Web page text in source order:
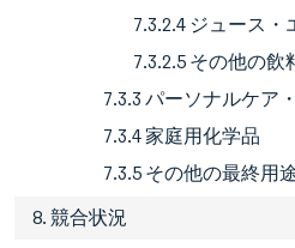
7.3.2.4 ジュース
7.3.2.5 その他の飲
7.3.3 パーソナルケア
7.3.4 家庭用化学品
7.3.5 その他の最終用
8. 競合状況